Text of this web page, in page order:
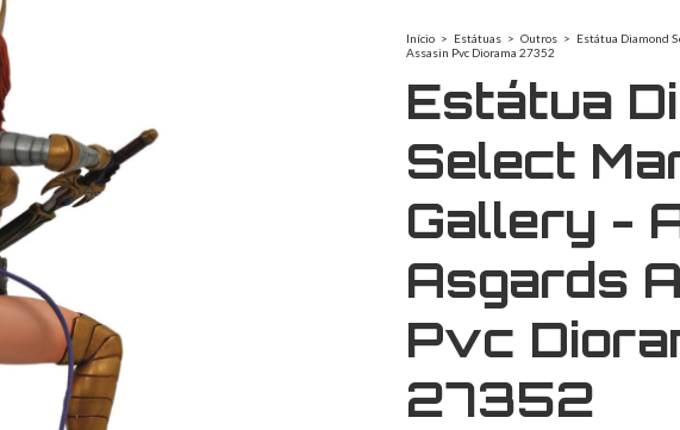
Início > Estátuas > Outros > Estátua Diamond
Assasin Pvc Diorama 27352
Estátua
Select
Gallery -
Asgards
Pvc
27352